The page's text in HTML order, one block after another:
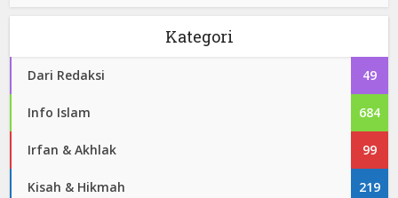
Kategori
Dari Redaksi 49
Info Islam 684
Irfan & Akhlak 99
Kisah & Hikmah 219